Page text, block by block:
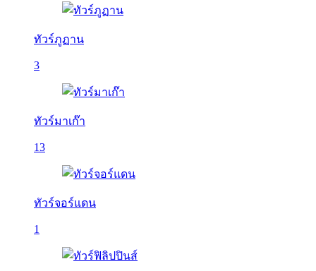
ทัวร์ภูฏาน
3
ทัวร์มาเก๊า
13
ทัวร์จอร์แดน
1